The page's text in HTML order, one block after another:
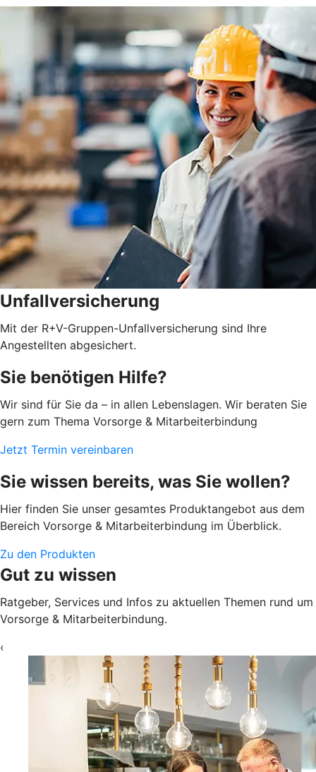
Unfallversicherung
Mit der R+V-Gruppen-Unfallversicherung sind Ihre
Angestellten abgesichert.
Sie benötigen Hilfe?
Wir sind für Sie da – in allen Lebenslagen. Wir beraten Sie
gern zum Thema Vorsorge & Mitarbeiterbindung
Jetzt Termin vereinbaren
Sie wissen bereits, was Sie wollen?
Hier finden Sie unser gesamtes Produktangebot aus dem
Bereich Vorsorge & Mitarbeiterbindung im Überblick.
Zu den Produkten
Gut zu wissen
Ratgeber, Services und Infos zu aktuellen Themen rund um
Vorsorge & Mitarbeiterbindung.
‹